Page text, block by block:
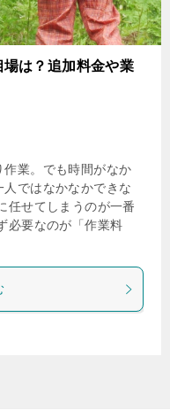
は？追加料金や業
作業。でも時間がなか
ではなかなかできな
任せてしまうのが一番
必要なのが「作業料